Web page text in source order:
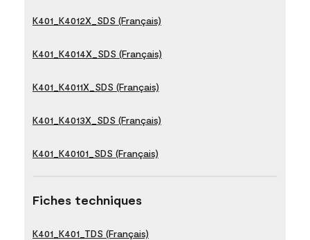
K401_K4012X_SDS (Français)
K401_K4014X_SDS (Français)
K401_K4011X_SDS (Français)
K401_K4013X_SDS (Français)
K401_K40101_SDS (Français)
Fiches techniques
K401_K401_TDS (Français)